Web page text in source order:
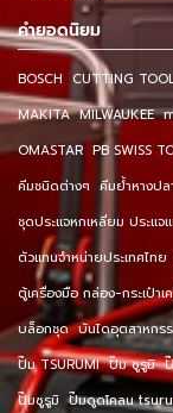
คำยอดนิยม
BOSCH CUTTING
MAKITA MILWAUKEE
OMASTAR PB SWISS
คีมชนิดต่างๆ คีมย้ำหางปล
ชุดประแจหกเหลี่ยม ประแจ
ตัวแทนจำหน่ายประเทศไทย
ตู้เครื่องมือ กล่อง-กระเป๋าเ
บล็อกชุด บันไดอุตสาหกร
ปั๊ม TSURUMI ปั๊ม ซูรูมิ
ปั๊มซูรูมิ ปั๊มดูดโคลน